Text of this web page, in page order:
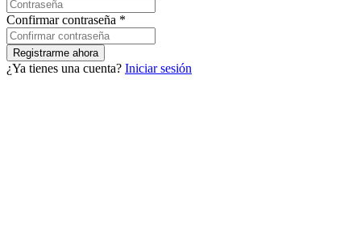
Confirmar contraseña *
¿Ya tienes una cuenta? Iniciar sesión